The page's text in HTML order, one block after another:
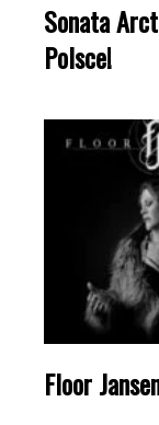
Sonata
Polsce!
Floor